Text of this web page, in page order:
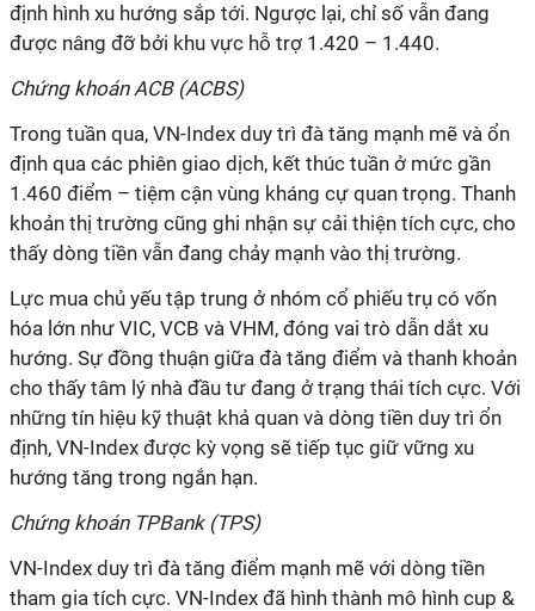
định hình xu hướng sắp tới. Ngược lại, chỉ số vẫn đang
được nâng đỡ bởi khu vực hỗ trợ 1.420 – 1.440.
Chứng khoán ACB (ACBS)
Trong tuần qua, VN-Index duy trì đà tăng mạnh mẽ và ổn
định qua các phiên giao dịch, kết thúc tuần ở mức gần
1.460 điểm – tiệm cận vùng kháng cự quan trọng. Thanh
khoản thị trường cũng ghi nhận sự cải thiện tích cực, cho
thấy dòng tiền vẫn đang chảy mạnh vào thị trường.
Lực mua chủ yếu tập trung ở nhóm cổ phiếu trụ có vốn
hóa lớn như VIC, VCB và VHM, đóng vai trò dẫn dắt xu
hướng. Sự đồng thuận giữa đà tăng điểm và thanh khoản
cho thấy tâm lý nhà đầu tư đang ở trạng thái tích cực. Với
những tín hiệu kỹ thuật khả quan và dòng tiền duy trì ổn
định, VN-Index được kỳ vọng sẽ tiếp tục giữ vững xu
hướng tăng trong ngắn hạn.
Chứng khoán TPBank (TPS)
VN-Index duy trì đà tăng điểm mạnh mẽ với dòng tiền
tham gia tích cực. VN-Index đã hình thành mô hình cup &